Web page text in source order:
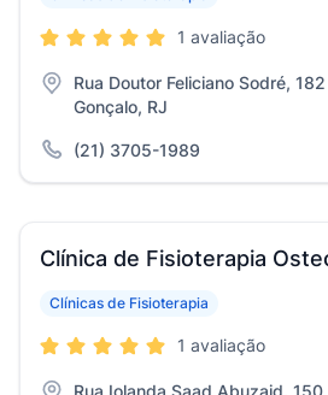
1 avaliação
Rua Doutor Feliciano Sodré,
Gonçalo, RJ
(21) 3705-1989
Clínica de Fisioterapia
Clínicas de Fisioterapia
1 avaliação
Rua Iolanda Saad Abuzaid,